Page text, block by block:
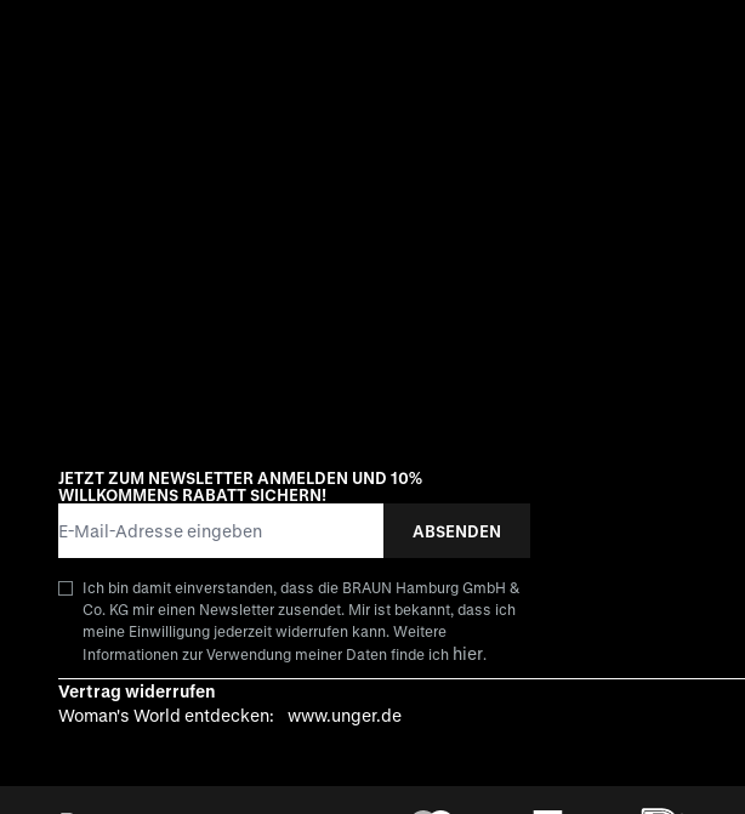
JETZT ZUM NEWSLETTER ANMELDEN UND 10%
WILLKOMMENS RABATT SICHERN!
ABSENDEN
Ich bin damit einverstanden, dass die BRAUN Hamburg GmbH &
Co. KG mir einen Newsletter zusendet. Mir ist bekannt, dass ich
meine Einwilligung jederzeit widerrufen kann. Weitere
Informationen zur Verwendung meiner Daten finde ich hier.
Vertrag widerrufen
Woman's World entdecken:
www.unger.de